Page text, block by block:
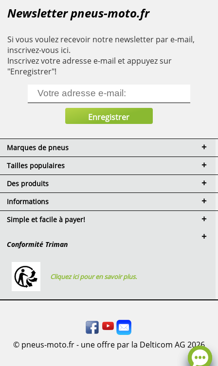
Newsletter pneus-moto.fr
Si vous voulez recevoir notre newsletter par e-mail,
inscrivez-vous ici.
Inscrivez votre adresse e-mail et appuyez sur
"Enregistrer"!
Marques de pneus
Tailles populaires
Des produits
Informations
Inscription partenaire de
Simple et facile à payer!
Conformité Triman
Cliquez ici pour en savoir plus.
© pneus-moto.fr - une offre par la Delticom AG 2026